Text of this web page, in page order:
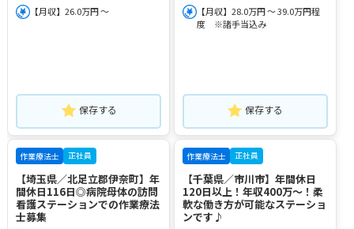
【月収】26.0万円 ～
保存する
【月収】28.0万円 ～ 39.0万円程
度 ※諸手当込み
保存する
作業療法士 正社員
【埼玉県／北足立郡伊奈町】年
間休日116日◎病院母体の訪問
看護ステーションでの作業療法
士募集
作業療法士 正社員
【千葉県／市川市】年間休日
120日以上！年収400万～！柔
軟な働き方が可能なステーショ
ンです♪